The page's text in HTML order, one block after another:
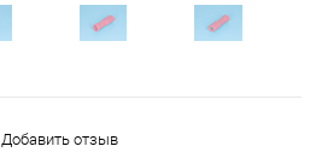
Добавить отзыв